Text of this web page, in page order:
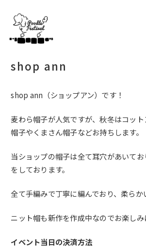
shop ann
shop ann（ショップアン）です！
麦わら帽子が人気ですが、秋冬はコッ
帽子やくまさん帽子などお持ちします。
当ショップの帽子は全て耳穴があいて
をしております。
全て手編みで丁寧に編んでおり、柔らか
ニット帽も新作を作成中なのでお楽し
イベント当日の決済方法